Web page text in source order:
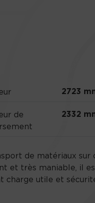
2723
de
2332
de matériaux sur
et très maniable, il
charge utile et